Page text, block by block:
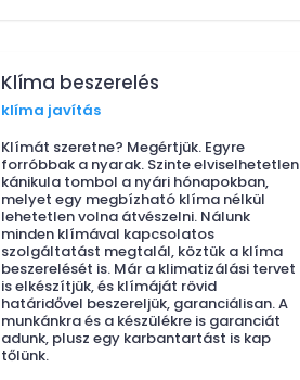
Klíma beszerelés
klíma javítás
Klímát szeretne? Megértjük. Egyre
forróbbak a nyarak. Szinte elviselhetetlen
kánikula tombol a nyári hónapokban,
melyet egy megbízható klíma nélkül
lehetetlen volna átvészelni. Nálunk
minden klímával kapcsolatos
szolgáltatást megtalál, köztük a klíma
beszerelését is. Már a klimatizálási tervet
is elkészítjük, és klímáját rövid
határidővel beszereljük, garanciálisan. A
munkánkra és a készülékre is garanciát
adunk, plusz egy karbantartást is kap
tőlünk.